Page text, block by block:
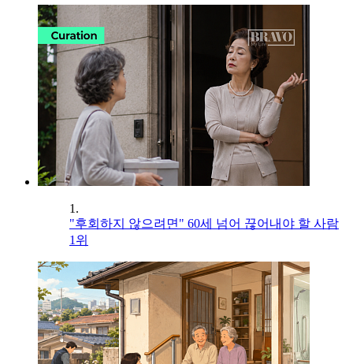
1.
"후회하지 않으려면" 60세 넘어 끊어내야 할 사람
1위